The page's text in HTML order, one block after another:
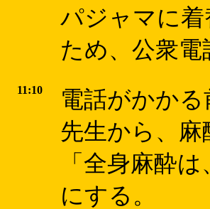
パジャマに
ため、公衆電
11:10
電話がかか
先生から、
「全身麻酔
にする。